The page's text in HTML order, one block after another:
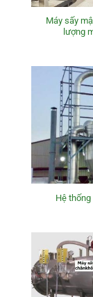
Máy sấy
lượng
Hệ